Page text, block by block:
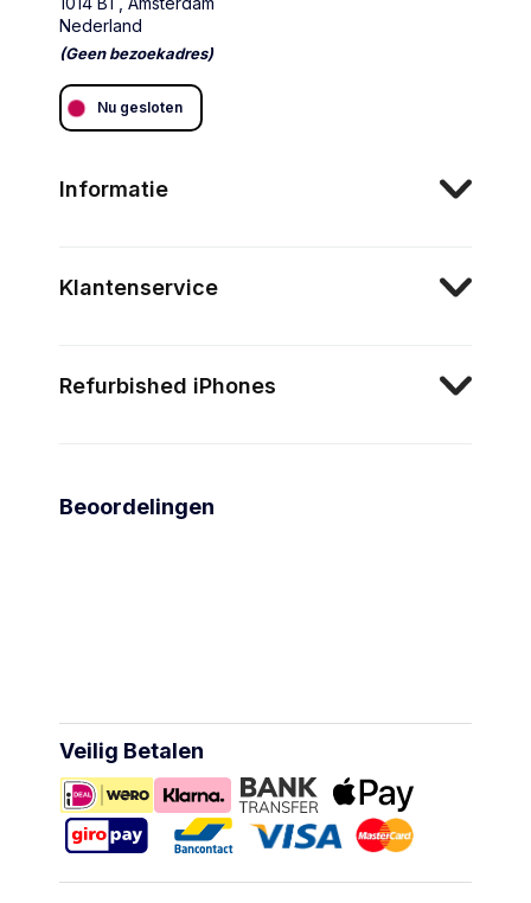
Nederland
(Geen bezoekadres)
Nu gesloten
Informatie
Klantenservice
Refurbished iPhones
Beoordelingen
Veilig Betalen